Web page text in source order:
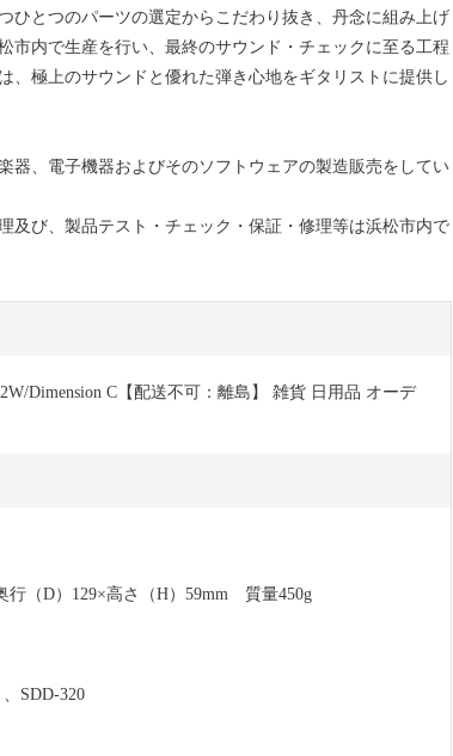
ひとつのパーツの選定からこだわり抜き、丹念に組み上げ
市内で生産を行い、最終のサウンド・チェックに至る工程
、極上のサウンドと優れた弾き心地をギタリストに提供し
器、電子機器およびそのソフトウェアの製造販売をしてい
及び、製品テスト・チェック・保証・修理等は浜松市内で
2W/Dimension C【配送不可：離島】 雑貨 日用品 オーデ
行（D）129×高さ（H）59mm　質量450g
SDD-320